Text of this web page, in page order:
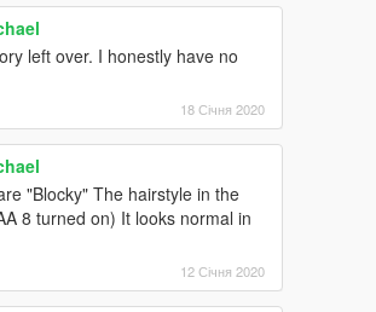
left over. I honestly have no
18 Січня 2020
"Blocky" The hairstyle in the
8 turned on) It looks normal in
12 Січня 2020